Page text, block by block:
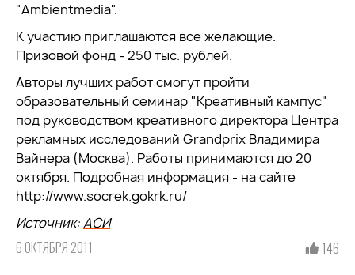
"Ambientmedia".
К участию приглашаются все желающие.
Призовой фонд - 250 тыс. рублей.
Авторы лучших работ смогут пройти
образовательный семинар "Креативный кампус"
под руководством креативного директора Центра
рекламных исследований Grandprix Владимира
Вайнера (Москва). Работы принимаются до 20
октября. Подробная информация - на сайте
http://www.socrek.gokrk.ru/
Источник:АСИ
6 ОКТЯБРЯ 2011 146